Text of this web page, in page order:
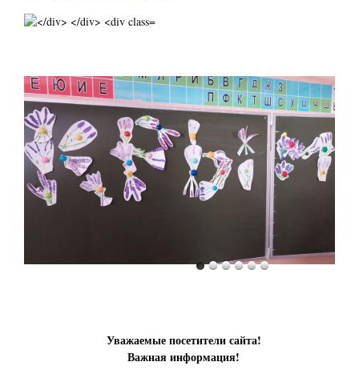
Уважаемые посетители сайта!
Важная информация!